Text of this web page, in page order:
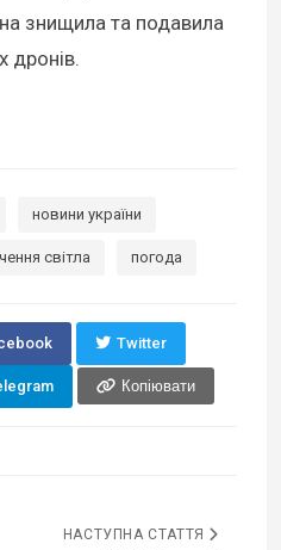
знищила та подавила
дронів.
новини україни
світла погода
Twitter
Копіювати
НАСТУПНА СТАТТЯ